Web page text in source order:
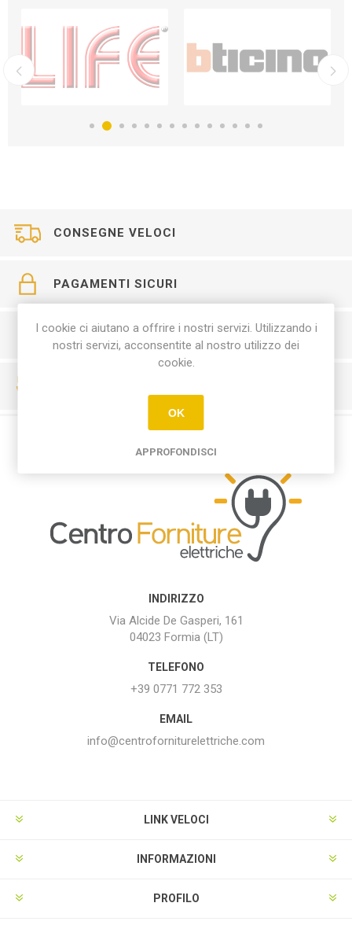
CONSEGNE VELOCI
PAGAMENTI SICURI
SERVIZIO CLIENTI
INDIRIZZO
Via Alcide De Gasperi, 161
04023 Formia (LT)
TELEFONO
+39 0771 772 353
EMAIL
info@centroforniturelettriche.com
LINK VELOCI
INFORMAZIONI
PROFILO
I cookie ci aiutano a offrire i nostri servizi. Utilizzando i
nostri servizi, acconsentite al nostro utilizzo dei
cookie.
OK
APPROFONDISCI